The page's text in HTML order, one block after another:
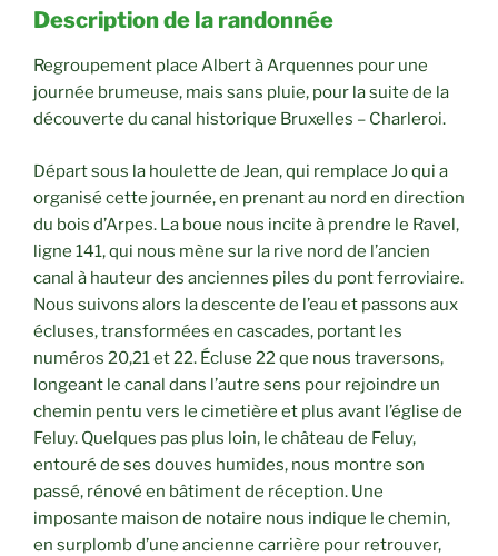
Description de la randonnée
Regroupement place Albert à Arquennes pour une
journée brumeuse, mais sans pluie, pour la suite de la
découverte du canal historique Bruxelles – Charleroi.
Départ sous la houlette de Jean, qui remplace Jo qui a
organisé cette journée, en prenant au nord en direction
du bois d’Arpes. La boue nous incite à prendre le Ravel,
ligne 141, qui nous mène sur la rive nord de l’ancien
canal à hauteur des anciennes piles du pont ferroviaire.
Nous suivons alors la descente de l’eau et passons aux
écluses, transformées en cascades, portant les
numéros 20,21 et 22. Écluse 22 que nous traversons,
longeant le canal dans l’autre sens pour rejoindre un
chemin pentu vers le cimetière et plus avant l’église de
Feluy. Quelques pas plus loin, le château de Feluy,
entouré de ses douves humides, nous montre son
passé, rénové en bâtiment de réception. Une
imposante maison de notaire nous indique le chemin,
en surplomb d’une ancienne carrière pour retrouver,